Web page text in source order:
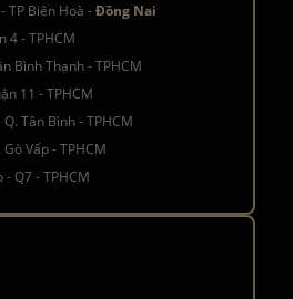
TP Biên Hoà -Đồng Nai
4 - TPHCM
Bình Thạnh - TPHCM
11 - TPHCM
Tân Bình - TPHCM
Vấp - TPHCM
Q7 - TPHCM